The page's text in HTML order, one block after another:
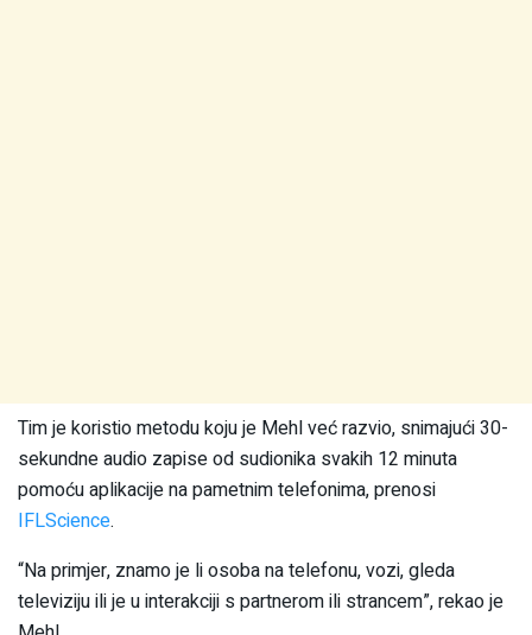
Tim je koristio metodu koju je Mehl već razvio, snimajući 30-
sekundne audio zapise od sudionika svakih 12 minuta
pomoću aplikacije na pametnim telefonima, prenosi
IFLScience.
“Na primjer, znamo je li osoba na telefonu, vozi, gleda
televiziju ili je u interakciji s partnerom ili strancem”, rekao je